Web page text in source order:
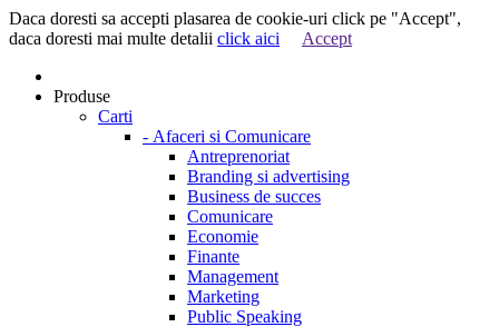
Daca doresti sa accepti plasarea de cookie-uri click pe "Accept",
daca doresti mai multe detalii click aici Accept
Produse
Carti
- Afaceri si Comunicare
Antreprenoriat
Branding si advertising
Business de succes
Comunicare
Economie
Finante
Management
Marketing
Public Speaking